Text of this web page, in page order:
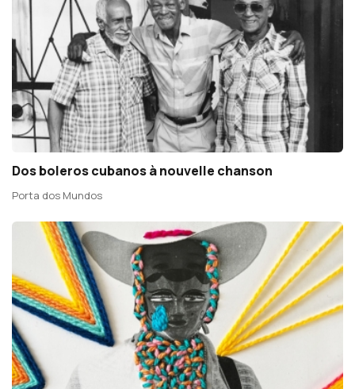
Dos boleros cubanos à nouvelle chanson
Porta dos Mundos